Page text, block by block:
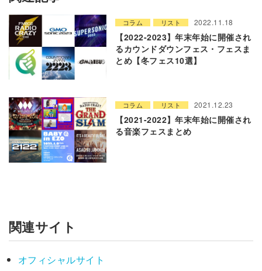
コラム リスト 2022.11.18
【2022-2023】年末年始に開催され
るカウンドダウンフェス・フェスま
とめ【冬フェス10選】
コラム リスト 2021.12.23
【2021-2022】年末年始に開催され
る音楽フェスまとめ
関連サイト
オフィシャルサイト